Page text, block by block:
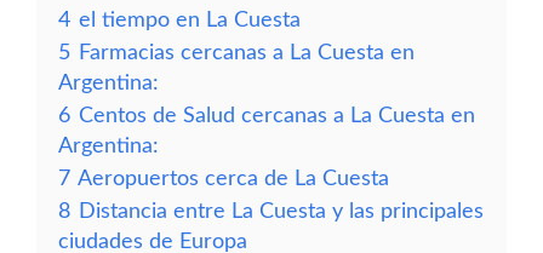
4 el tiempo en La Cuesta
5 Farmacias cercanas a La Cuesta en
Argentina:
6 Centos de Salud cercanas a La Cuesta en
Argentina:
7 Aeropuertos cerca de La Cuesta
8 Distancia entre La Cuesta y las principales
ciudades de Europa